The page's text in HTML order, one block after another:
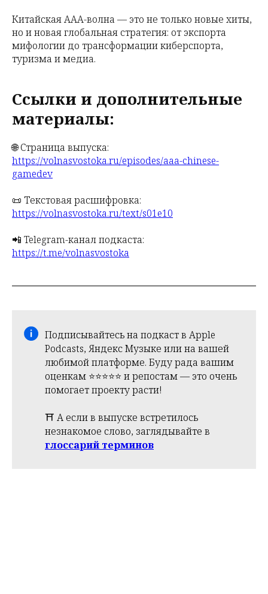
Китайская AAA-волна — это не только новые хиты,
но и новая глобальная стратегия: от экспорта
мифологии до трансформации киберспорта,
туризма и медиа.
Ссылки и дополнительные
материалы:
🌐 Страница выпуска:
https://volnasvostoka.ru/episodes/aaa-chinese-
gamedev
📜 Текстовая расшифровка:
https://volnasvostoka.ru/text/s01e10
📲 Telegram-канал подкаста:
https://t.me/volnasvostoka
Подписывайтесь на подкаст в Apple
Podcasts, Яндекс Музыке или на вашей
любимой платформе. Буду рада вашим
оценкам ⭐️⭐️⭐️⭐️⭐️ и репостам — это очень
помогает проекту расти!
⛩️ А если в выпуске встретилось
незнакомое слово, заглядывайте в
глоссарий терминов